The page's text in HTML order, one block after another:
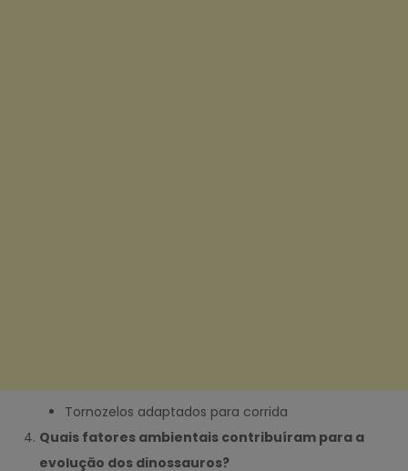
Tornozelos adaptados para corrida
Quais fatores ambientais contribuíram para a
evolução dos dinossauros?